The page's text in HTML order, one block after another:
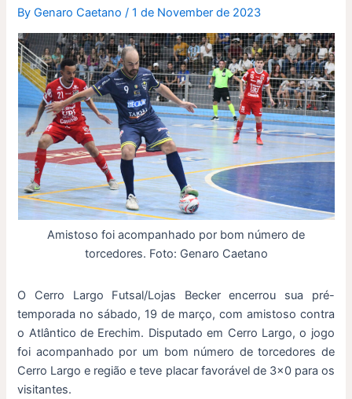
ByGenaro Caetano/1 de November de 2023
Amistoso foi acompanhado por bom número de
torcedores. Foto: Genaro Caetano
O Cerro Largo Futsal/Lojas Becker encerrou sua pré-
temporada no sábado, 19 de março, com amistoso contra
o Atlântico de Erechim. Disputado em Cerro Largo, o jogo
foi acompanhado por um bom número de torcedores de
Cerro Largo e região e teve placar favorável de 3×0 para os
visitantes.